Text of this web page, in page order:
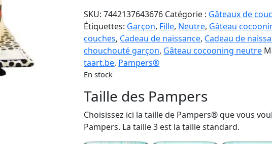
SKU:7442137643676 Catégorie : Gâteaux de
Étiquettes: Garçon, Fille, Neutre, Gâteau
couches, Cadeau de naissance, Cadeau de
chouchouté garçon, Gâteau cocooning neutre
taart.be, Pampers®
En stock
Taille des Pampers
Choisissez ici la taille de Pampers® que vous
Pampers. La taille 3 est la taille standard.